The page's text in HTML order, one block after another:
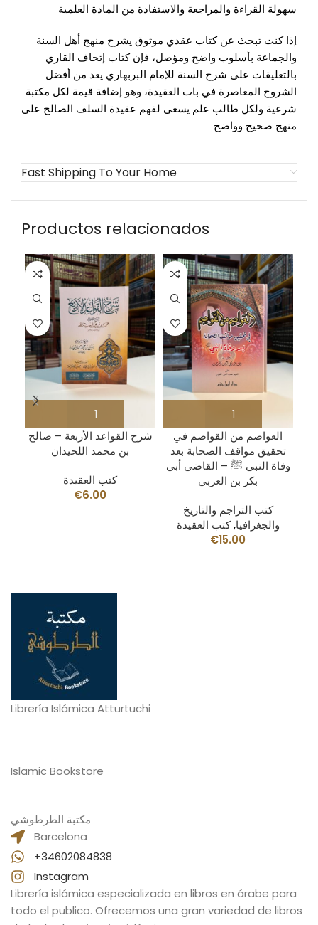
سهولة القراءة والمراجعة والاستفادة من المادة العلمية
إذا كنت تبحث عن كتاب عقدي موثوق يشرح منهج أهل السنة
والجماعة بأسلوب واضح ومؤصل، فإن كتاب إتحاف القاري
بالتعليقات على شرح السنة للإمام البربهاري يعد من أفضل
الشروح المعاصرة في باب العقيدة، وهو إضافة قيمة لكل مكتبة
شرعية ولكل طالب علم يسعى لفهم عقيدة السلف الصالح على
منهج صحيح وواضح
Fast Shipping To Your Home
Productos relacionados
شرح القواعد الأربعة – صالح
بن محمد اللحيدان
كتب العقيدة
€6.00
العواصم من القواصم في
تحقيق مواقف الصحابة بعد
وفاة النبي ﷺ – القاضي أبي
بكر بن العربي
كتب التراجم والتاريخ
والجغرافيا,كتب العقيدة
€15.00
Librería Islámica Atturtuchi
Islamic Bookstore
مكتبة الطرطوشي
Barcelona
+34602084838
Instagram
Librería islámica especializada en libros en árabe para
todo el publico. Ofrecemos una gran variedad de libros